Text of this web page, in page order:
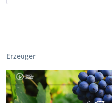
Erzeuger